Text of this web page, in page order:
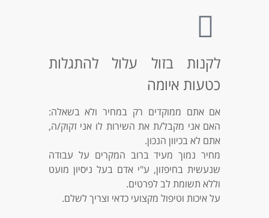
לקנות בזול עלול להתגלות
כטעות איומה
אם אתם ממוקדים רק במחיר ולא בשאלה:
האם אני מקבל/ת את השירות לו אני זקוק/ה,
אתם לא בכיוון הנכון.
מחיר נמוך מעיד ברוב המקרים על עבודה
שנעשית בחיפזון, ע"י אדם בעל ניסיון מועט
וללא תשומת לב לפרטים.
על איכות וטיפול מקצועי כדאי וצריך לשלם.